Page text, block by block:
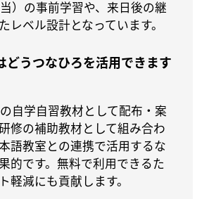
）の事前学習や、来日後の継
レベル設計となっています。
どうつなひろを活用できます
自学自習教材として配布・案
修の補助教材として組み合わ
語教室との連携で活用するな
的です。無料で利用できるた
軽減にも貢献します。